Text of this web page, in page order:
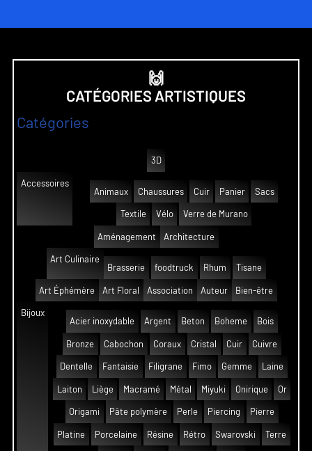
🙌
CATÉGORIES ARTISTIQUES
Catégories
3D
Accessoires
Animaux
Chaussures Cuir Panier Sacs
Textile Vélo Verre de Murano
Aménagement Architecture
Art Culinaire
Brasserie
foodtruck Rhum Tisane
Art Éphémère Art Floral Association Auteur Bien-être
Bijoux
Acier inoxydable
Argent Beton Boheme Bois
Bronze Cabochon Coraux Cristal Cuir Cuivre
Dentelle Fantaisie Filigrane Fimo Gemme Laine
Laiton Liège Macramé Métal Miyuki Onirique Or
Origami Pâte polymère Perle Piercing Pierre
Platine Porcelaine Résine Rétro Swarovski Terre